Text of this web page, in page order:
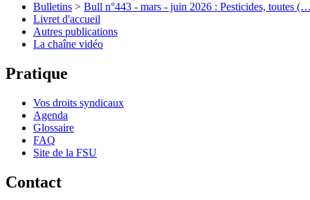
Bulletins > Bull n°443 - mars - juin 2026 : Pesticides, toutes
Livret d'accueil
Autres publications
La chaîne vidéo
Pratique
Vos droits syndicaux
Agenda
Glossaire
FAQ
Site de la FSU
Contact